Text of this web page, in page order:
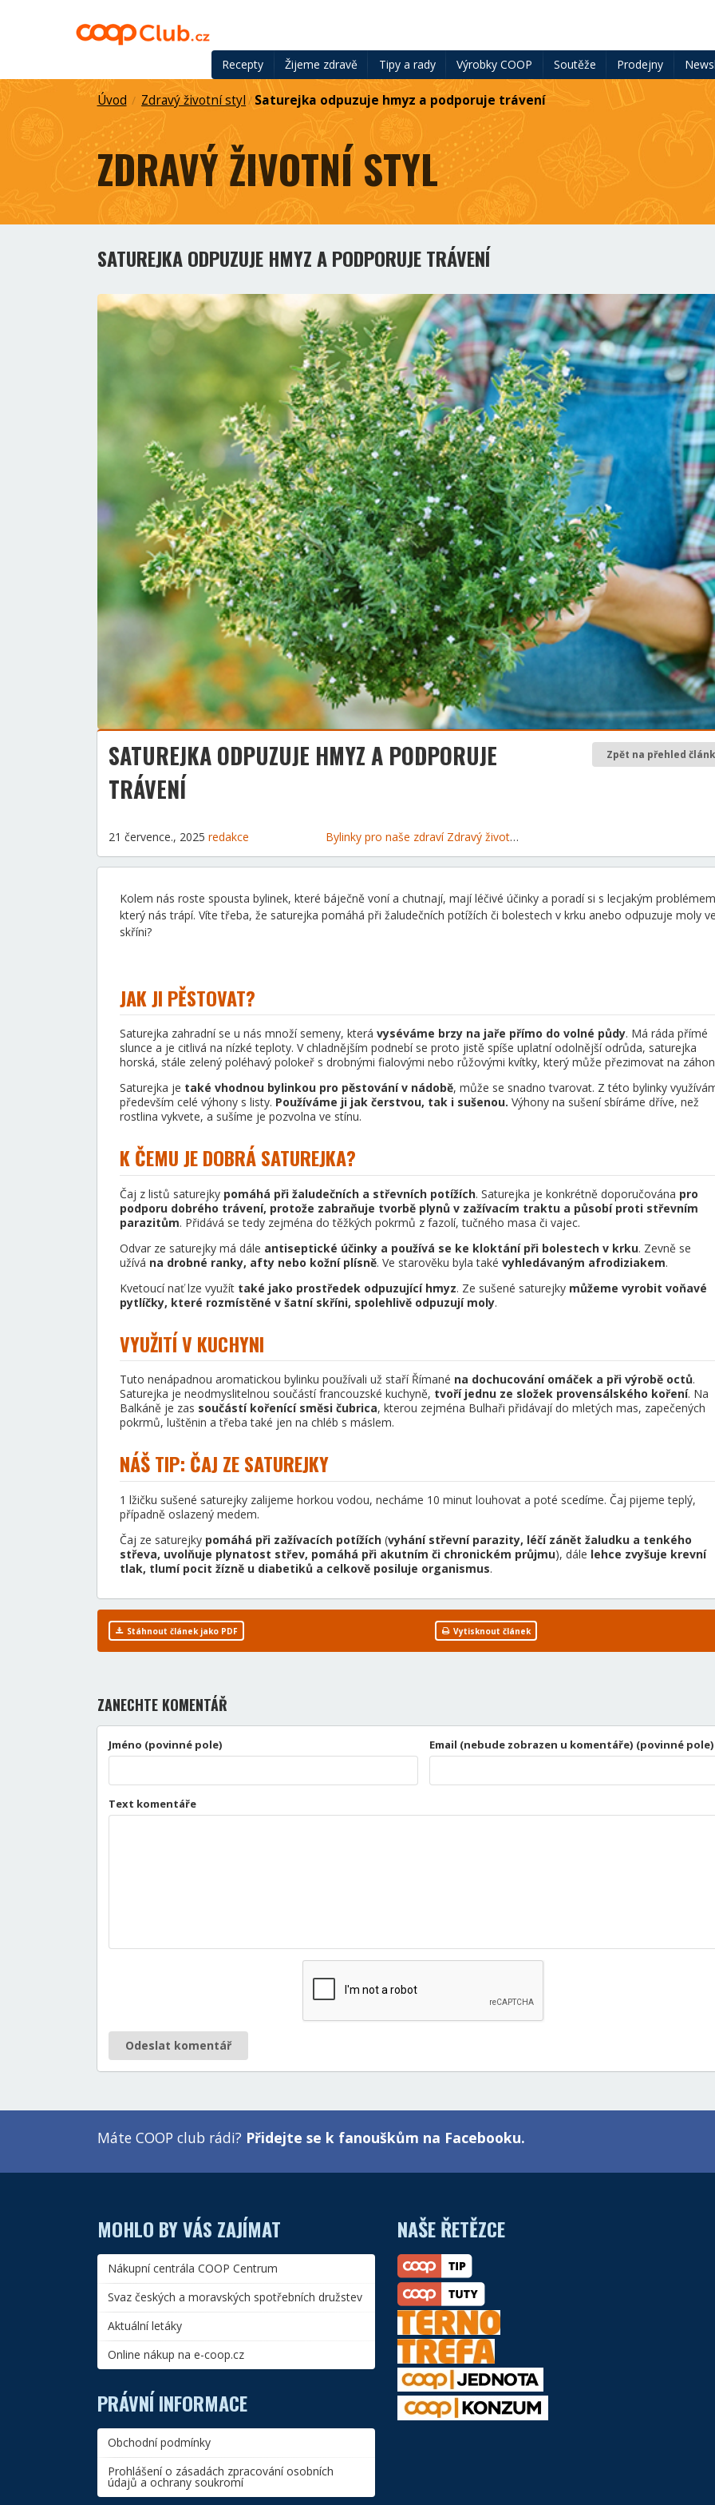
Recepty Žijeme zdravě Tipy a rady Výrobky COOP Soutěže Prodejny
Úvod / Zdravý životní styl / Saturejka odpuzuje hmyz a podporuje trávení
ZDRAVÝ ŽIVOTNÍ STYL
SATUREJKA ODPUZUJE HMYZ A PODPORUJE TRÁVENÍ
SATUREJKA ODPUZUJE HMYZ A PODPORUJE
TRÁVENÍ
Zpět na přehled
21 července., 2025 redakce Bylinky pro naše zdraví Zdravý životní styl
Kolem nás roste spousta bylinek, které báječně voní a chutnají, mají léčivé účinky a poradí si s lecjakým
který nás trápí. Víte třeba, že saturejka pomáhá při žaludečních potížích či bolestech v krku anebo odpuzuje moly
skříni?
JAK JI PĚSTOVAT?
Saturejka zahradní se u nás množí semeny, která vyséváme brzy na jaře přímo do volné půdy. Má ráda přímé
slunce a je citlivá na nízké teploty. V chladnějším podnebí se proto jistě spíše uplatní odolnější odrůda, saturejka
horská, stále zelený poléhavý polokeř s drobnými fialovými nebo růžovými kvítky, který může přezimovat na
Saturejka je také vhodnou bylinkou pro pěstování v nádobě, může se snadno tvarovat. Z této bylinky
především celé výhony s listy. Používáme ji jak čerstvou, tak i sušenou. Výhony na sušení sbíráme dříve, než
rostlina vykvete, a sušíme je pozvolna ve stínu.
K ČEMU JE DOBRÁ SATUREJKA?
Čaj z listů saturejky pomáhá při žaludečních a střevních potížích. Saturejka je konkrétně doporučována pro
podporu dobrého trávení, protože zabraňuje tvorbě plynů v zažívacím traktu a působí proti střevním
parazitům. Přidává se tedy zejména do těžkých pokrmů z fazolí, tučného masa či vajec.
Odvar ze saturejky má dále antiseptické účinky a používá se ke kloktání při bolestech v krku. Zevně se
užívá na drobné ranky, afty nebo kožní plísně. Ve starověku byla také vyhledávaným afrodiziakem.
Kvetoucí nať lze využíttaké jako prostředek odpuzující hmyz. Ze sušené saturejky můžeme vyrobit voňavé
pytlíčky, které rozmístěné v šatní skříni, spolehlivě odpuzují moly.
VYUŽITÍ V KUCHYNI
Tuto nenápadnou aromatickou bylinku používali už staří Římané na dochucování omáček a při výrobě octů.
Saturejka je neodmyslitelnou součástí francouzské kuchyně, tvoří jednu ze složek provensálského koření. Na
Balkáně je zas součástí kořenící směsi čubrica, kterou zejména Bulhaři přidávají do mletých mas, zapečených
pokrmů, luštěnin a třeba také jen na chléb s máslem.
NÁŠ TIP: ČAJ ZE SATUREJKY
1 lžičku sušené saturejky zalijeme horkou vodou, necháme 10 minut louhovat a poté scedíme. Čaj pijeme teplý,
případně oslazený medem.
Čaj ze saturejkypomáhá při zažívacích potížích(vyhání střevní parazity, léčí zánět žaludku a tenkého
střeva, uvolňuje plynatost střev, pomáhá při akutním či chronickém průjmu), dále lehce zvyšuje krevní
tlak, tlumí pocit žízně u diabetiků a celkově posiluje organismus.
Stáhnout článek jako PDF Vytisknout článek
ZANECHTE KOMENTÁŘ
Jméno (povinné pole) Email (nebude zobrazen u komentáře) (povinné pole)
Text komentáře
Odeslat komentář
Máte COOP club rádi? Přidejte se k fanouškům na Facebooku.
MOHLO BY VÁS ZAJÍMAT
Nákupní centrála COOP Centrum
Svaz českých a moravských spotřebních družstev
Aktuální letáky
Online nákup na e-coop.cz
PRÁVNÍ INFORMACE
Obchodní podmínky
Prohlášení o zásadách zpracování osobních
údajů a ochrany soukromí
NAŠE ŘETĚZCE